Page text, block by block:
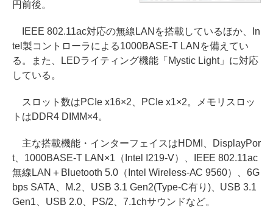
円前後。
IEEE 802.11ac対応の無線LANを搭載しているほか、In
tel製コントローラによる1000BASE-T LANを備えてい
る。また、LEDライティング機能「Mystic Light」に対応
している。
スロット数はPCIe x16×2、PCIe x1×2。メモリスロッ
トはDDR4 DIMM×4。
主な搭載機能・インターフェイスはHDMI、DisplayPor
t、1000BASE-T LAN×1（Intel I219-V）、IEEE 802.11ac
無線LAN＋Bluetooth 5.0（Intel Wireless-AC 9560）、6G
bps SATA、M.2、USB 3.1 Gen2(Type-C有り)、USB 3.1
Gen1、USB 2.0、PS/2、7.1chサウンドなど。